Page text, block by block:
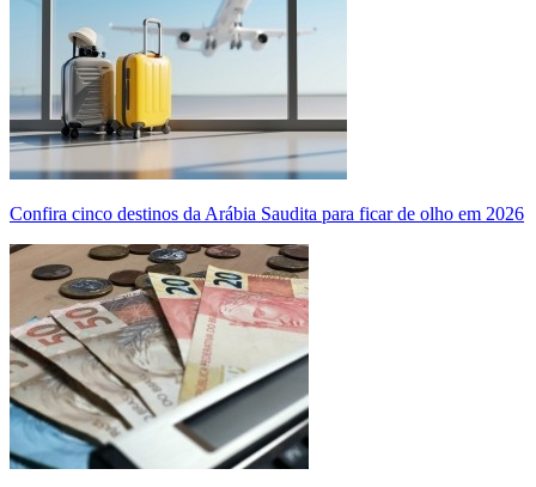
Confira cinco destinos da Arábia Saudita para ficar de olho em 2026